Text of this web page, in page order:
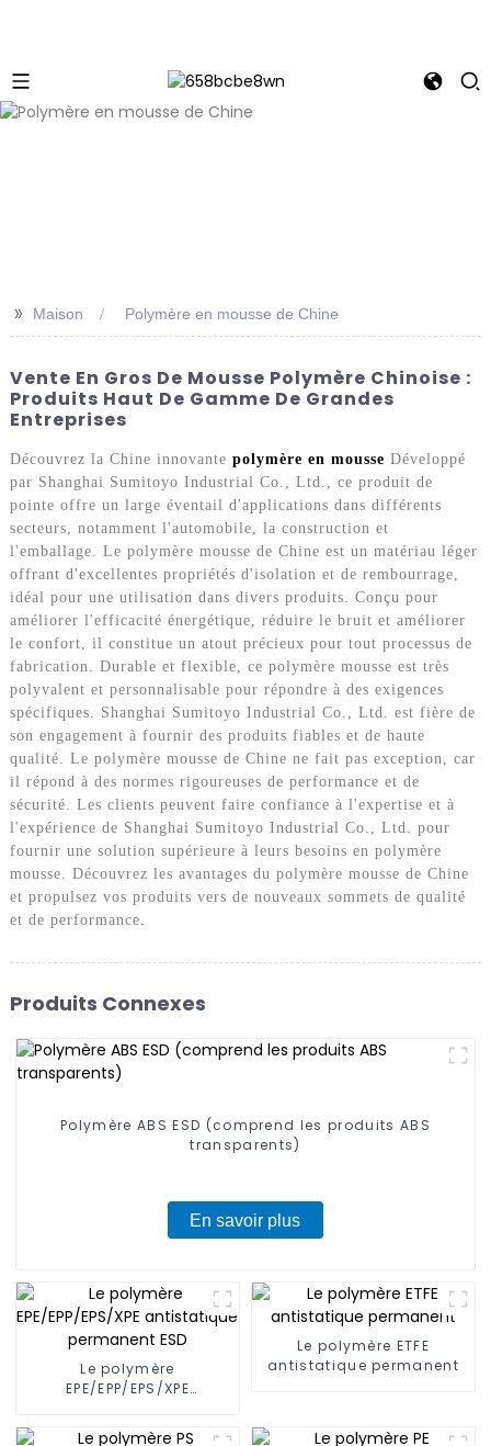
>> Maison Polymère en mousse de Chine
Vente En Gros De Mousse Polymère Chinoise :
Produits Haut De Gamme De Grandes
Entreprises
Découvrez la Chine innovante polymère en mousse Développé
par Shanghai Sumitoyo Industrial Co., Ltd., ce produit de
pointe offre un large éventail d'applications dans différents
secteurs, notamment l'automobile, la construction et
l'emballage. Le polymère mousse de Chine est un matériau léger
offrant d'excellentes propriétés d'isolation et de rembourrage,
idéal pour une utilisation dans divers produits. Conçu pour
améliorer l'efficacité énergétique, réduire le bruit et améliorer
le confort, il constitue un atout précieux pour tout processus de
fabrication. Durable et flexible, ce polymère mousse est très
polyvalent et personnalisable pour répondre à des exigences
spécifiques. Shanghai Sumitoyo Industrial Co., Ltd. est fière de
son engagement à fournir des produits fiables et de haute
qualité. Le polymère mousse de Chine ne fait pas exception, car
il répond à des normes rigoureuses de performance et de
sécurité. Les clients peuvent faire confiance à l'expertise et à
l'expérience de Shanghai Sumitoyo Industrial Co., Ltd. pour
fournir une solution supérieure à leurs besoins en polymère
mousse. Découvrez les avantages du polymère mousse de Chine
et propulsez vos produits vers de nouveaux sommets de qualité
et de performance.
Produits Connexes
Polymère ABS ESD (comprend les produits ABS
transparents)
En savoir plus
Le polymère
EPE/EPP/EPS/XPE
ESD
Le polymère ETFE
antistatique permanent